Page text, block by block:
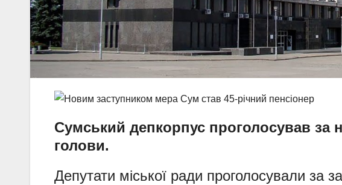
Сумський депкорпус проголосував за
голови.
Депутати міської ради проголосували за